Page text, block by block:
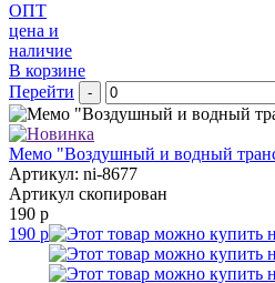
ОПТ
цена и
наличие
В корзине
Перейти
-
Мемо "Воздушный и водный
Артикул: ni-8677
Артикул скопирован
190 р
190 р